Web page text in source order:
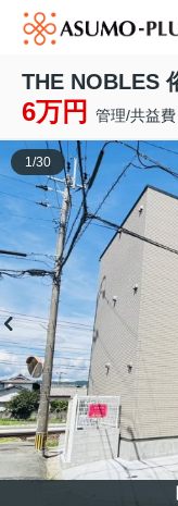
THE NOBLES
6万円 管理/共益
1/30